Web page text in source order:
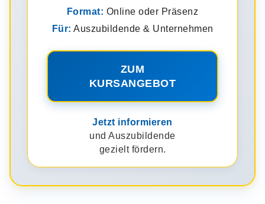
Format: Online oder Präsenz
Für: Auszubildende & Unternehmen
ZUM
KURSANGEBOT
Jetzt informieren
und Auszubildende
gezielt fördern.